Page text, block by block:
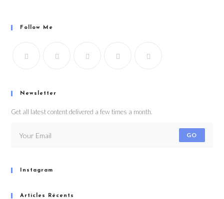
Follow Me
Newsletter
Get all latest content delivered a few times a month.
GO
Instagram
Articles Récents